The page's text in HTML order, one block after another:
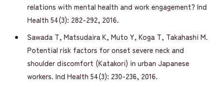
relations with mental health and work engagement? Ind
Health 54(3): 282-292, 2016.
Sawada T, Matsudaira K, Muto Y, Koga T, Takahashi M.
Potential risk factors for onset severe neck and
shoulder discomfort (Katakori) in urban Japanese
workers. Ind Health 54(3): 230-236, 2016.